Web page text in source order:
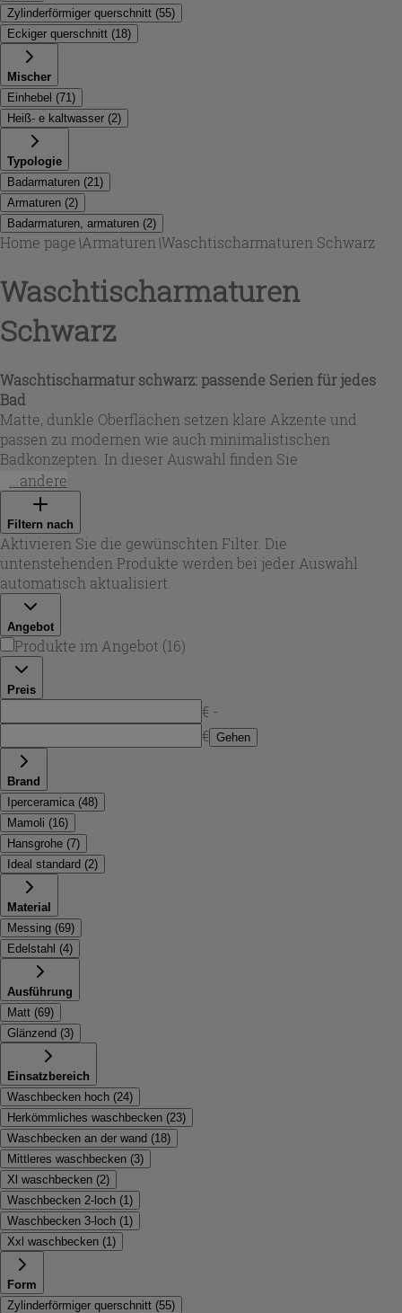
Zylinderförmiger querschnitt (55)
Eckiger querschnitt (18)
Mischer
Einhebel (71)
Heiß- e kaltwasser (2)
Typologie
Badarmaturen (21)
Armaturen (2)
Badarmaturen, armaturen (2)
Home page\Armaturen \Waschtischarmaturen Schwarz
Waschtischarmaturen
Schwarz
Waschtischarmatur schwarz: passende Serien für jedes
Bad
Matte, dunkle Oberflächen setzen klare Akzente und
passen zu modernen wie auch minimalistischen
Badkonzepten. In dieser Auswahl finden Sie
Waschtischarmaturen Schwarz
– zylindrisch oder kantig – und aus widerstandsfähigen
Materialien wie Messing sowie Edelstahl (z. B. AISI 304).
Ob als klassischer einhebelmischer schwarz
Variante mit zwei Griffen: Einewaschtischarmatur
schwarzsorgt für ein stimmiges Gesamtbild am
Waschplatz und lässt sich mit vielen Keramikformen
...andere
Filtern nach
Aktivieren Sie die gewünschten Filter. Die
untenstehenden Produkte werden bei jeder Auswahl
automatisch aktualisiert.
Angebot
Produkte im Angebot (16)
Preis
€ -
€ Gehen
Brand
Iperceramica (48)
Mamoli (16)
Hansgrohe (7)
Ideal standard (2)
Material
Messing (69)
Edelstahl (4)
Ausführung
Matt (69)
Glänzend (3)
Einsatzbereich
Waschbecken hoch (24)
Herkömmliches waschbecken (23)
Waschbecken an der wand (18)
Mittleres waschbecken (3)
Xl waschbecken (2)
Waschbecken 2-loch (1 )
Waschbecken 3-loch (1 )
Xxl waschbecken (1 )
Form
Zylinderförmiger querschnitt (55)